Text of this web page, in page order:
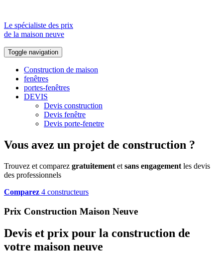
Le spécialiste des prix
de la maison neuve
Toggle navigation
Construction de maison
fenêtres
portes-fenêtres
DEVIS
Devis construction
Devis fenêtre
Devis porte-fenetre
Vous avez un projet de construction ?
Trouvez et comparez gratuitement et sans engagement les devis
des professionnels
Comparez 4 constructeurs
Prix Construction Maison Neuve
Devis et prix pour la construction de
votre maison neuve